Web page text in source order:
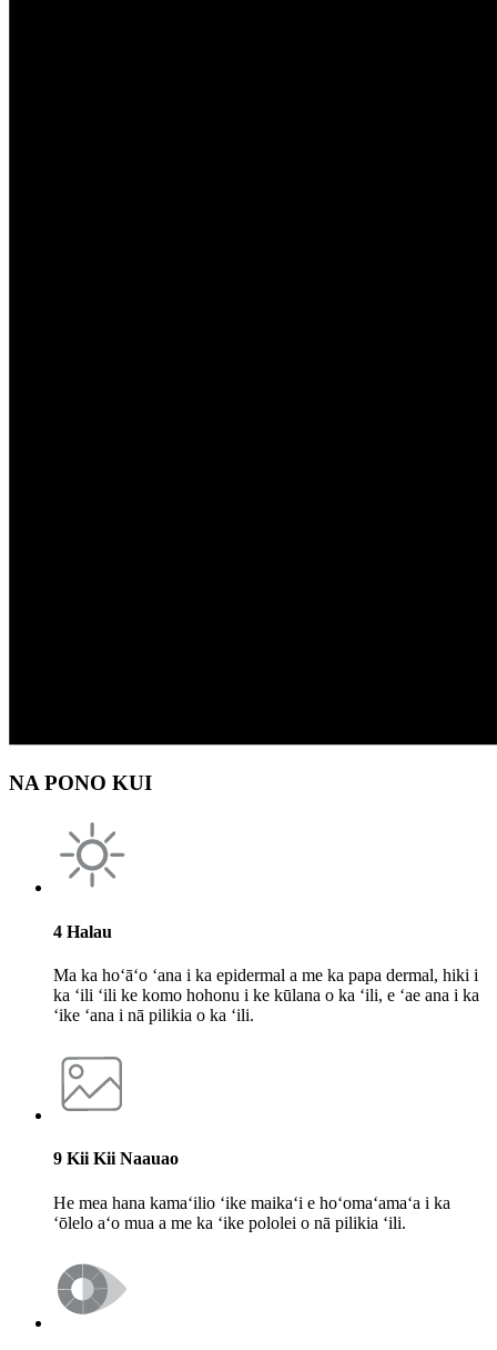
NA PONO KUI
4 Halau
Ma ka hoʻāʻo ʻana i ka epidermal a me ka papa dermal, hiki i
ka ʻili ʻili ke komo hohonu i ke kūlana o ka ʻili, e ʻae ana i ka
ʻike ʻana i nā pilikia o ka ʻili.
9 Kii Kii Naauao
He mea hana kamaʻilio ʻike maikaʻi e hoʻomaʻamaʻa i ka
ʻōlelo aʻo mua a me ka ʻike pololei o nā pilikia ʻili.